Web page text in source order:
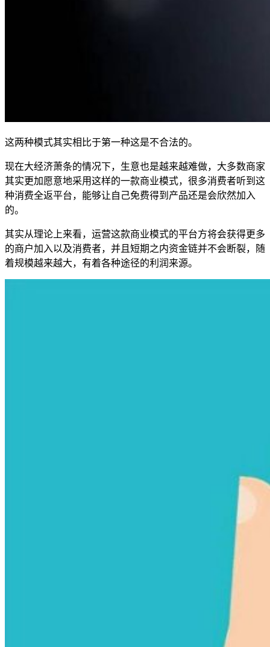
这两种模式其实相比于第一种这是不合法的。
现在大经济萧条的情况下，生意也是越来越难做，大多数商家
其实更加愿意地采用这样的一款商业模式，很多消费者听到这
种消费全返平台，能够让自己免费得到产品还是会欣然加入
的。
其实从理论上来看，运营这款商业模式的平台方将会获得更多
的商户加入以及消费者，并且短期之内资金链并不会断裂，随
着规模越来越大，有着各种途径的利润来源。